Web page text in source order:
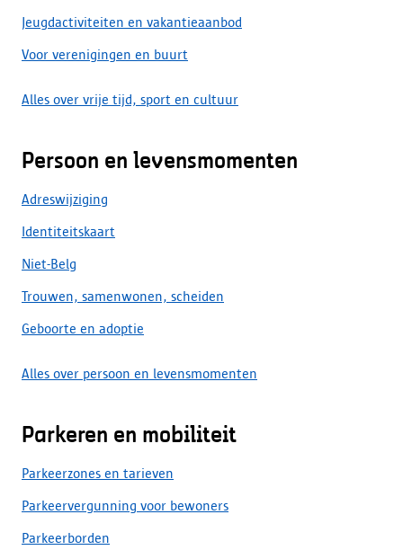
Jeugdactiviteiten en vakantieaanbod
Voor verenigingen en buurt
Alles over vrije tijd, sport en cultuur
Persoon en levensmomenten
Adreswijziging
Identiteitskaart
Niet-Belg
Trouwen, samenwonen, scheiden
Geboorte en adoptie
Alles over persoon en levensmomenten
Parkeren en mobiliteit
Parkeerzones en tarieven
Parkeervergunning voor bewoners
Parkeerborden